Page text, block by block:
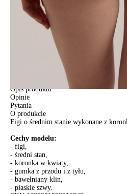
ПОЛУЧИТЬ ПО EMAIL
darmowa od 99 zł
czas dostawy: 1-2 dni robocze
Paczkomaty InPost 24/7,
darmowa od
czas dostawy: 1-2 dni robocze
w sklepie Conte (Łodz)
pn.- czw. 8:00 - 16:00, pt. 8:00 - 14:00
Opis produktu
Opinie
Pytania
O produkcie
Figi o średnim stanie wykonane z
Cechy modelu:
- figi,
- średni stan,
- koronka w kwiaty,
- gumka z przodu i z tyłu,
- bawełniany klin,
- płaskie szwy.